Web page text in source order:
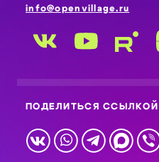
info@openvillage.ru
ПОДЕЛИТЬСЯ ССЫЛКОЙ